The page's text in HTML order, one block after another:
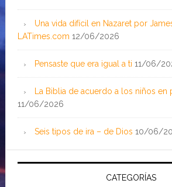
Una vida difícil en Nazaret por
LATimes.com 12/06/2026
Pensaste que era igual a ti 11/06/
La Biblia de acuerdo a los niños en
11/06/2026
Seis tipos de ira – de Dios 10/06/
CATEGORÍAS